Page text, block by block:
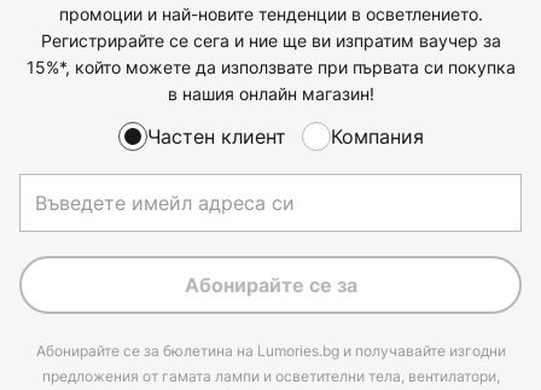
промоции и най-новите тенденции в осветлението.
Регистрирайте се сега и ние ще ви изпратим ваучер за
15%*, който можете да използвате при първата си покупка
в нашия онлайн магазин!
Частен клиент Компания
Абонирайте се за
Абонирайте се за бюлетина на Lumories.bg и получавайте изгодни
предложения от гамата лампи и осветителни тела, вентилатори,